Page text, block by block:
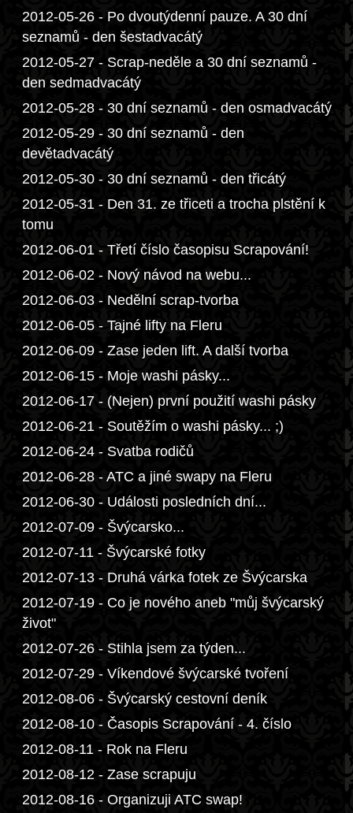
2012-05-26 - Po dvoutýdenní pauze. A 30 dní
seznamů - den šestadvacátý
2012-05-27 - Scrap-neděle a 30 dní seznamů -
den sedmadvacátý
2012-05-28 - 30 dní seznamů - den osmadvacátý
2012-05-29 - 30 dní seznamů - den
devětadvacátý
2012-05-30 - 30 dní seznamů - den třicátý
2012-05-31 - Den 31. ze třiceti a trocha plstění k
tomu
2012-06-01 - Třetí číslo časopisu Scrapování!
2012-06-02 - Nový návod na webu...
2012-06-03 - Nedělní scrap-tvorba
2012-06-05 - Tajné lifty na Fleru
2012-06-09 - Zase jeden lift. A další tvorba
2012-06-15 - Moje washi pásky...
2012-06-17 - (Nejen) první použití washi pásky
2012-06-21 - Soutěžím o washi pásky... ;)
2012-06-24 - Svatba rodičů
2012-06-28 - ATC a jiné swapy na Fleru
2012-06-30 - Události posledních dní...
2012-07-09 - Švýcarsko...
2012-07-11 - Švýcarské fotky
2012-07-13 - Druhá várka fotek ze Švýcarska
2012-07-19 - Co je nového aneb "můj švýcarský
život"
2012-07-26 - Stihla jsem za týden...
2012-07-29 - Víkendové švýcarské tvoření
2012-08-06 - Švýcarský cestovní deník
2012-08-10 - Časopis Scrapování - 4. číslo
2012-08-11 - Rok na Fleru
2012-08-12 - Zase scrapuju
2012-08-16 - Organizuji ATC swap!